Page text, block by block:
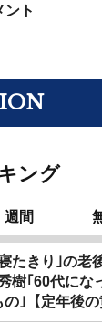
ント
ング
週間
たきり｣の老
樹｢60代にな
｣【定年後の